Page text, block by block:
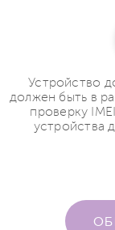
Устройство
должен быть в
проверку
устройства